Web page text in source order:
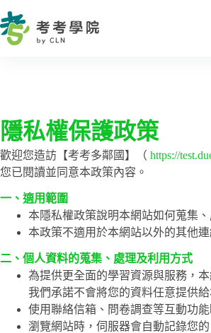
隱私權保護政策
歡迎您造訪【考考多鄰國】（ https://
您已閱讀並同意本政策內容。
一、適用範圍
本隱私權政策說明本網站如何蒐集
本政策不適用於本網站以外的其他
二、個人資料的蒐集、處理及利用方式
為提供更全面的學習資源與服務，
我們承諾不會將您的資料任意提供
使用聯絡信箱、問卷調查等互動功
瀏覽網站時，伺服器會自動記錄您